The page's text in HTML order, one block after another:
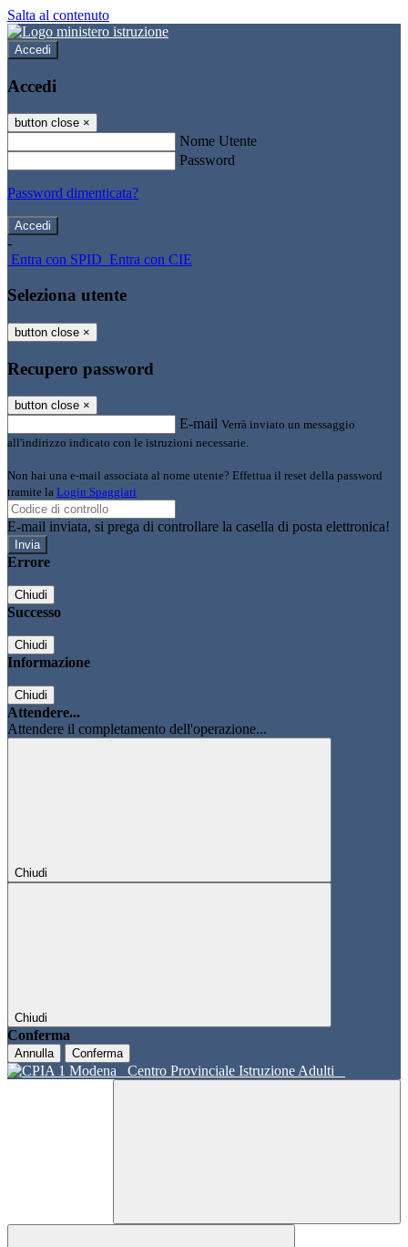
Salta al contenuto
Accedi
Accedi
button close ×
Nome Utente
Password
Password dimenticata?
-
Entra con SPID Entra con CIE
Seleziona utente
button close ×
Recupero password
button close ×
E-mail Verrà inviato un messaggio
all'indirizzo indicato con le istruzioni necessarie.
Non hai una e-mail associata al nome utente? Effettua il reset della password
tramite la Login Spaggiari
E-mail inviata, si prega di controllare la casella di posta elettronica!
Errore
Chiudi
Successo
Chiudi
Informazione
Chiudi
Attendere...
Attendere il completamento dell'operazione...
Chiudi
Chiudi
Conferma
Annulla Conferma
Centro Provinciale Istruzione Adulti